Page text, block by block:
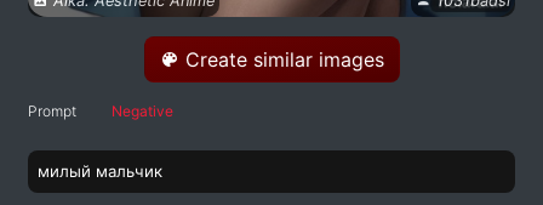
Create similar images
Prompt Negative
милый мальчик